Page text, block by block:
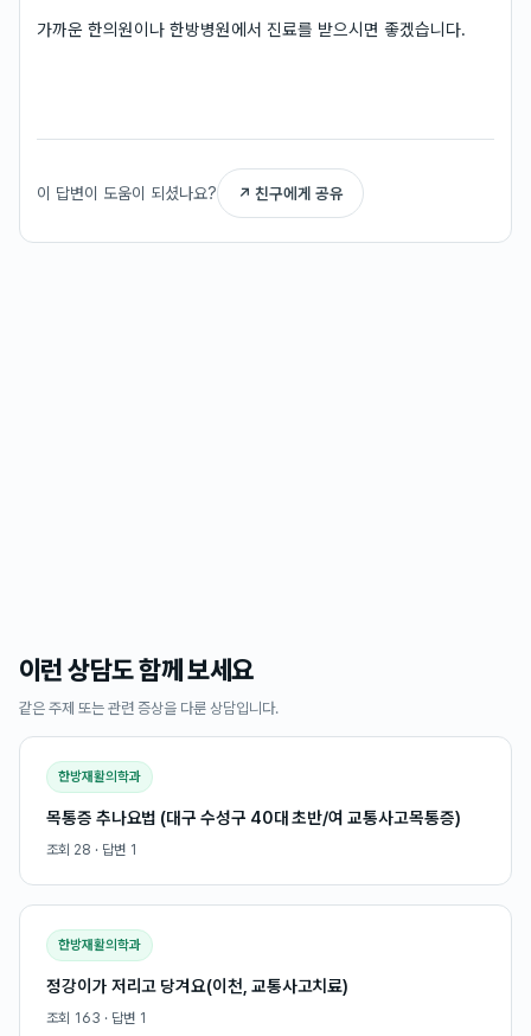
가까운 한의원이나 한방병원에서 진료를 받으시면 좋겠습니다.
이 답변이 도움이 되셨나요? ↗ 친구에게 공유
이런 상담도 함께 보세요
같은 주제 또는 관련 증상을 다룬 상담입니다.
한방재활의학과
목통증 추나요법 (대구 수성구 40대 초반/여 교통사고목통증)
조회 28 · 답변 1
한방재활의학과
정강이가 저리고 당겨요(이천, 교통사고치료)
조회 163 · 답변 1